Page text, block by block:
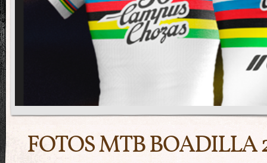
FOTOS MTB BOADILLA